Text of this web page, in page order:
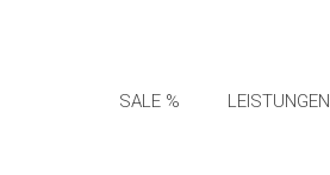
SALE % LEISTUNGEN